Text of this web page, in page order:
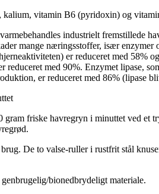
kalium, vitamin B6 (pyridoxin) og
industrielt fremstillede
mange næringsstoffer, især
er reduceret med
reduceret med 90%. Enzymet lipase,
er reduceret med 86% (lipase
gram friske havregryn i minuttet ved et
De to valse-ruller i rustfrit stål
bionedbrydeligt materiale.